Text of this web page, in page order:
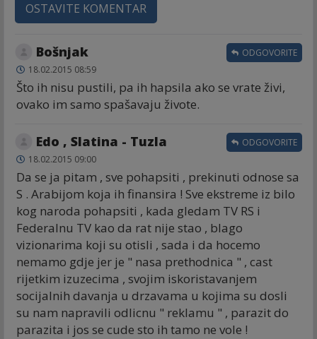
OSTAVITE KOMENTAR
Bošnjak
18.02.2015 08:59
Što ih nisu pustili, pa ih hapsila ako se vrate živi,
ovako im samo spašavaju živote.
ODGOVORITE
Edo , Slatina - Tuzla
18.02.2015 09:00
Da se ja pitam , sve pohapsiti , prekinuti odnose sa
S . Arabijom koja ih finansira ! Sve ekstreme iz bilo
kog naroda pohapsiti , kada gledam TV RS i
Federalnu TV kao da rat nije stao , blago
vizionarima koji su otisli , sada i da hocemo
nemamo gdje jer je " nasa prethodnica " , cast
rijetkim izuzecima , svojim iskoristavanjem
socijalnih davanja u drzavama u kojima su dosli
su nam napravili odlicnu " reklamu " , parazit do
parazita i jos se cude sto ih tamo ne vole !
ODGOVORITE